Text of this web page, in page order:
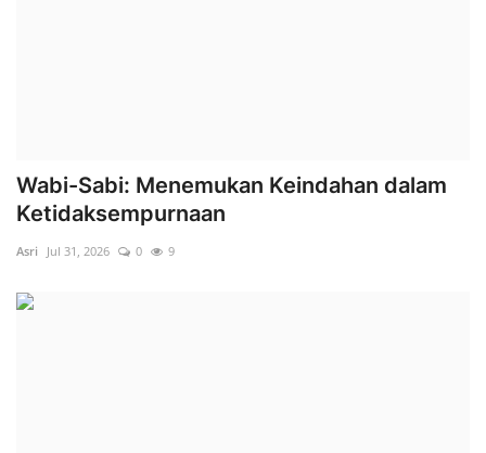
Wabi-Sabi: Menemukan Keindahan dalam
Ketidaksempurnaan
Asri Jul 31, 2026 0 9